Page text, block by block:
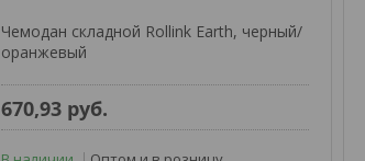
Чемодан складной Rollink Earth, черный/
оранжевый
670,93 руб.